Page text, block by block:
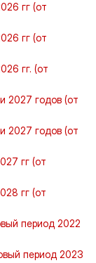
гг (от
гг (от
гг. (от
2027 годов (от
2027 годов (от
гг (от
гг (от
период 2022
период 2023